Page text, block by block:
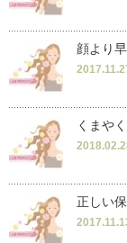
顔より
くまや
正しい